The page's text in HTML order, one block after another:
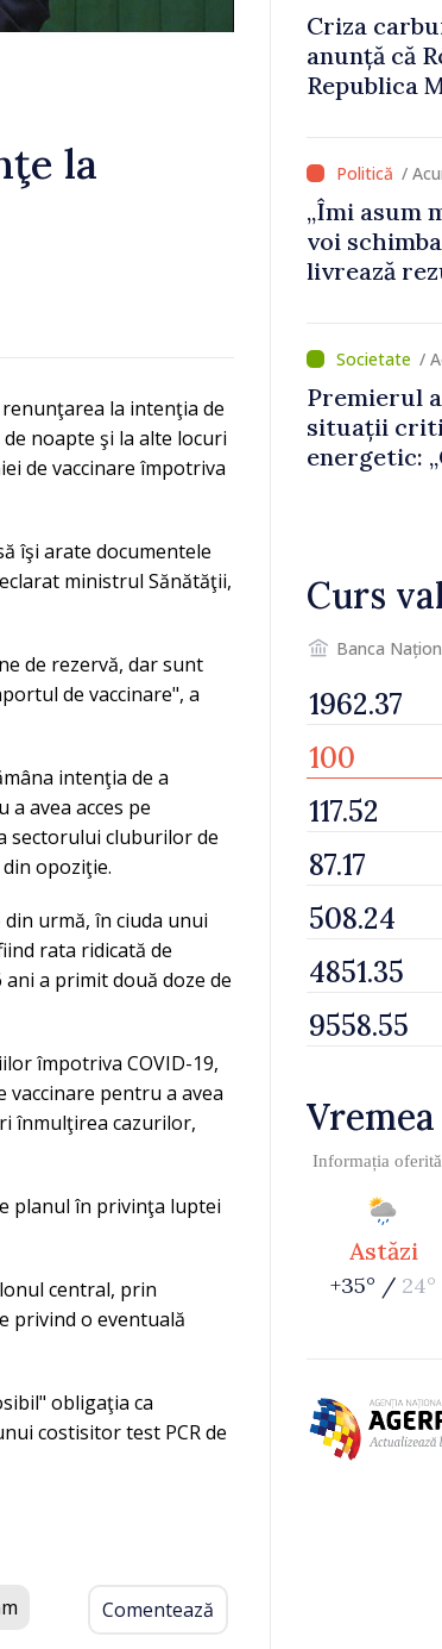
la
la intenţia de
noapte şi la alte locuri
de vaccinare împotriva
îşi arate documentele
ministrul Sănătăţii,
de rezervă, dar sunt
de vaccinare", a
intenţia de a
avea acces pe
sectorului cluburilor de
opoziţie.
din urmă, în ciuda unui
rata ridicată de
a primit două doze de
împotriva COVID-19,
vaccinare pentru a avea
înmulţirea cazurilor,
planul în privinţa luptei
central, prin
privind o eventuală
obligaţia ca
costisitor test PCR de
Comentează
Criza
anunță că
Republica
/
„Îmi asum
voi
livrează
/
Premierul
situații
energetic:
Curs
Banca
Vremea
Informația
Astăzi
+35° / 24°